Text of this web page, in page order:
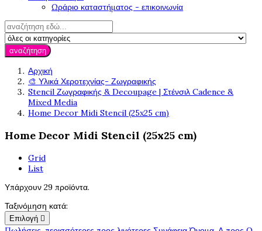
Ωράριο καταστήματος - επικοινωνία
αναζήτηση
Αρχική
🎨 Υλικά Χεροτεχνίας- Ζωγραφικής
Stencil Ζωγραφικής & Decoupage | Στένσιλ Cadence &
Mixed Media
Home Decor Midi Stencil (25x25 cm)
Home Decor Midi Stencil (25x25 cm)
Grid
List
Υπάρχουν 29 προϊόντα.
Ταξινόμηση κατά:
Επιλογή 